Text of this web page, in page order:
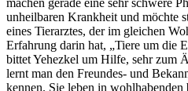
machen gerade eine sehr schwere
unheilbaren Krankheit und möchte
eines Tierarztes, der im gleichen
Erfahrung darin hat, „Tiere um die
bittet Yehezkel um Hilfe, sehr zum
lernt man den Freundes- und
kennen. Sie leben in